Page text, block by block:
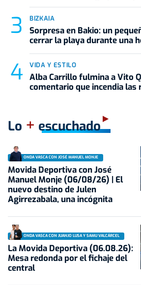
BIZKAIA
Sorpresa en Bakio: un
cerrar la playa durante una
VIDA Y ESTILO
Alba Carrillo fulmina a Vito
comentario que incendia las
Lo + escuchado
ONDA VASCA CON JOSÉ MANUEL MONJE
Movida Deportiva con José
Manuel Monje (06/08/26) | El
nuevo destino de Julen
Agirrezabala, una incógnita
ONDA VASCA CON JUANJO LUSA Y SAMU VALCÁRCEL
La Movida Deportiva (06.08.26):
Mesa redonda por el fichaje del
central